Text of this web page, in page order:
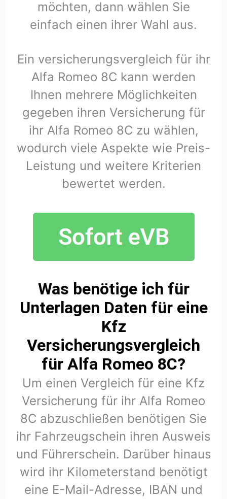
möchten, dann wählen Sie
einfach einen ihrer Wahl aus.
Ein versicherungsvergleich für ihr
Alfa Romeo 8C kann werden
Ihnen mehrere Möglichkeiten
gegeben ihren Versicherung für
ihr Alfa Romeo 8C zu wählen,
wodurch viele Aspekte wie Preis-
Leistung und weitere Kriterien
bewertet werden.
Was benötige ich für
Unterlagen Daten für eine
Kfz
Versicherungsvergleich
für Alfa Romeo 8C?
Um einen Vergleich für eine Kfz
Versicherung für ihr Alfa Romeo
8C abzuschließen benötigen Sie
ihr Fahrzeugschein ihren Ausweis
und Führerschein. Darüber hinaus
wird ihr Kilometerstand benötigt
eine E-Mail-Adresse, IBAN und